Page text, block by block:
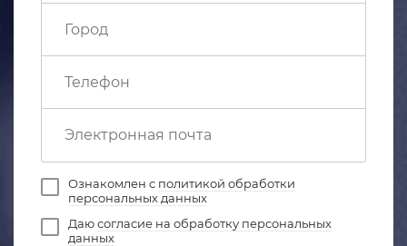
Ознакомлен с политикой обработки
персональных данных
Даюсогласие на обработку персональных
данных